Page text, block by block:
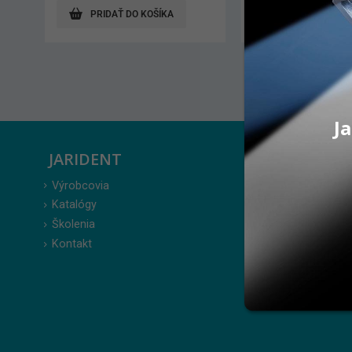
PRIDAŤ DO KOŠÍKA PRIDAŤ DO
JARIDENT
Výrobcovia
Katalógy
Školenia
Kontakt